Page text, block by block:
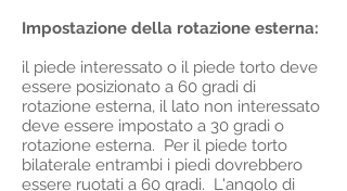
Impostazione della rotazione esterna:
il piede interessato o il piede torto deve
essere posizionato a 60 gradi di
rotazione esterna, il lato non interessato
deve essere impostato a 30 gradi o
rotazione esterna. Per il piede torto
bilaterale entrambi i piedi dovrebbero
essere ruotati a 60 gradi. L'angolo di